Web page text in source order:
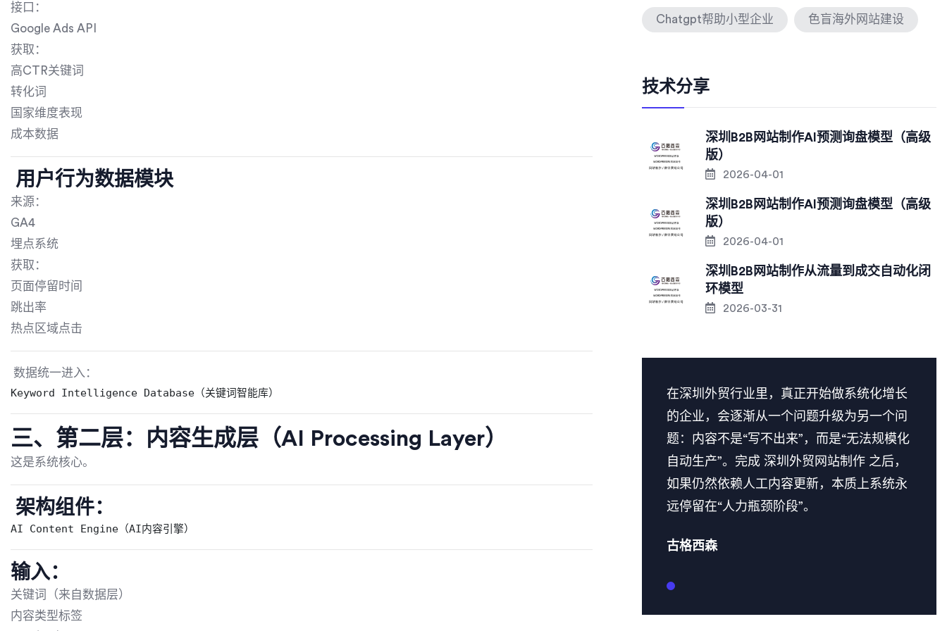
接口：
Google Ads API
获取：
高CTR关键词
转化词
国家维度表现
成本数据
用户行为数据模块
来源：
GA4
埋点系统
获取：
页面停留时间
跳出率
热点区域点击
数据统一进入：
Keyword Intelligence Database（关键词智能库）
三、第二层：内容生成层（AI Processing Layer）
这是系统核心。
架构组件：
AI Content Engine（AI内容引擎）
输入：
关键词（来自数据层）
内容类型标签
Chatgpt帮助小型企业 色盲海外网站建设
技术分享
深圳B2B网站制作AI预测询盘模型（高级
版）
2026-04-01
深圳B2B网站制作AI预测询盘模型（高级
版）
2026-04-01
深圳B2B网站制作从流量到成交自动化闭
环模型
2026-03-31
在深圳外贸行业里，真正开始做系统化增长
的企业，会逐渐从一个问题升级为另一个问
题：内容不是“写不出来”，而是“无法规模化
自动生产”。完成 深圳外贸网站制作 之后，
如果仍然依赖人工内容更新，本质上系统永
远停留在“人力瓶颈阶段”。
古格西森